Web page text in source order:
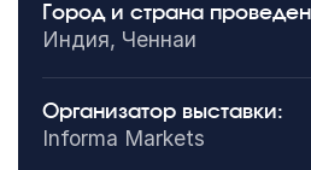
Город и страна
Индия, Ченнаи
Организатор выставки:
Informa Markets